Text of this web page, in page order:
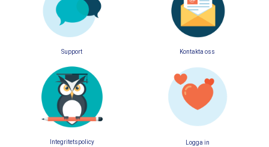
Support Kontakta oss
Integritetspolicy Logga in